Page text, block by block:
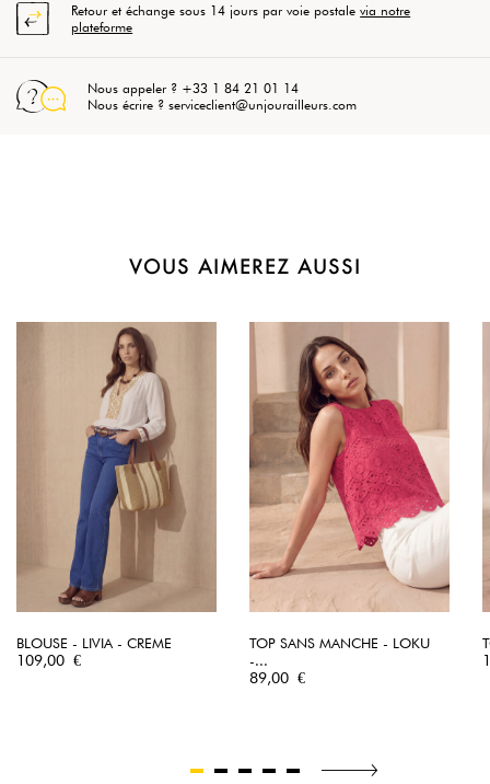
Retour et échange sous 14 jours par voie postalevia notre
plateforme
Nous appeler ? +33 1 84 21 01 14
Nous écrire ? serviceclient@unjourailleurs.com
VOUS AIMEREZ AUSSI
BLOUSE - LIVIA - CREME
Prix
109,00 €
TOP SANS MANCHE - LOKU
-...
Prix
89,00 €